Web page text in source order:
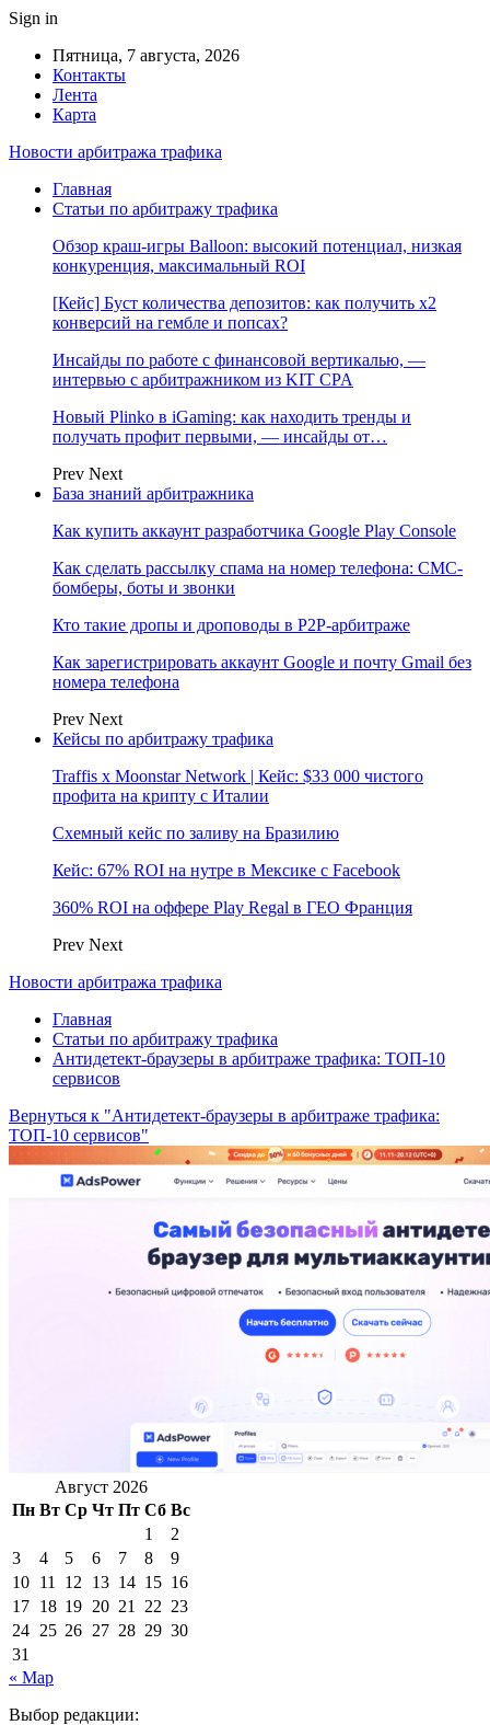
Sign in
Пятница, 7 августа, 2026
Контакты
Лента
Карта
Новости арбитража трафика
Главная
Статьи по арбитражу трафика
Обзор краш-игры Balloon: высокий потенциал, низкая
конкуренция, максимальный ROI
[Кейс] Буст количества депозитов: как получить х2
конверсий на гембле и попсах?
Инсайды по работе с финансовой вертикалью, —
интервью с арбитражником из KIT CPA
Новый Plinko в iGaming: как находить тренды и
получать профит первыми, — инсайды от…
Prev Next
База знаний арбитражника
Как купить аккаунт разработчика Google Play Console
Как сделать рассылку спама на номер телефона: СМС-
бомберы, боты и звонки
Кто такие дропы и дроповоды в P2P-арбитраже
Как зарегистрировать аккаунт Google и почту Gmail без
номера телефона
Prev Next
Кейсы по арбитражу трафика
Traffis x Moonstar Network | Кейс: $33 000 чистого
профита на крипту с Италии
Схемный кейс по заливу на Бразилию
Кейс: 67% ROI на нутре в Мексике с Facebook
360% ROI на оффере Play Regal в ГЕО Франция
Prev Next
Новости арбитража трафика
Главная
Статьи по арбитражу трафика
Антидетект-браузеры в арбитраже трафика: ТОП-10
сервисов
Вернуться к "Антидетект-браузеры в арбитраже трафика:
ТОП-10 сервисов"
Август 2026
Пн Вт Ср Чт Пт Сб Вс
1
2
3
4 5 6 7 8
9
10 11 12 13 14 15 16
17 18 19 20 21 22 23
24 25 26 27 28 29 30
31
« Мар
Выбор редакции: